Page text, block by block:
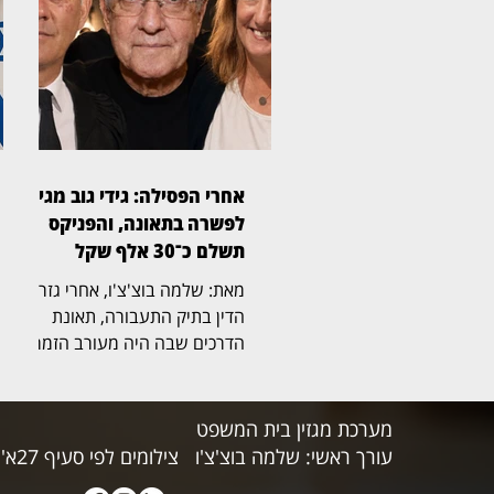
הטוב והציגה אותו באופן מטעה
בפני הציבור. על פי כתב התביעה,
הכתבה שודרה במאי 2024,
כחודשיים בלבד לאחר כניסתו של
יפרח לתפקיד, והציגה אותו כמי
למקורבים. לטענתו, מהכתבה
השתמע כי אפשר לבעלה של
חברת הכנסת לשעבר אסנת
אחרי הפסילה: גידי גוב מגיע
לפשרה בתאונה, והפניקס
תשלם כ־30 אלף שקל
מאת: שלמה בוצ'צ'ו, אחרי גזר
הדין בתיק התעבורה, תאונת
הדרכים שבה היה מעורב הזמר
בזירה האזרחית. בית המשפט
לתביעות קטנות בתל אביב, בפני
הרשם הבכיר מיכאל שמפל
(בצילום), נתן תוקף של פסק דין
צילומים לפי סעיף 27א' לחוק זכויות היוצרים
מערכת מגזין בית המשפט
עורך ראשי: שלמה בוצ'צ'ו